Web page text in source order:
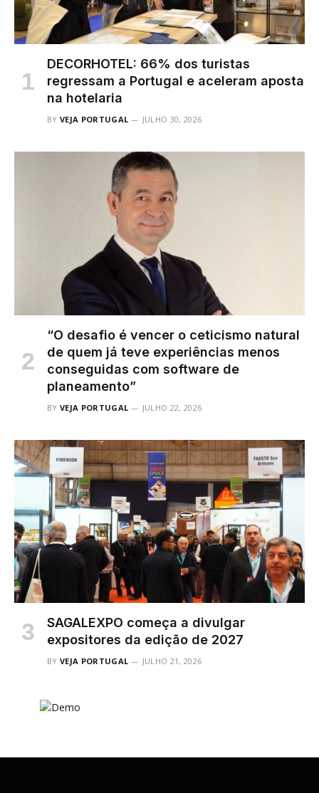
DECORHOTEL: 66% dos turistas
regressam a Portugal e aceleram aposta
na hotelaria
BY VEJA PORTUGAL JULHO 30, 2026
“O desafio é vencer o ceticismo natural
de quem já teve experiências menos
conseguidas com software de
planeamento”
BY VEJA PORTUGAL JULHO 22, 2026
SAGALEXPO começa a divulgar
expositores da edição de 2027
BY VEJA PORTUGAL JULHO 21, 2026